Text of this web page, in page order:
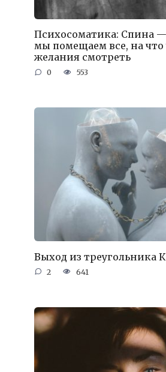
Психосоматика: Спина —
мы помещаем все, на что
желания смотреть
0 553
Выход из треугольника
2 641